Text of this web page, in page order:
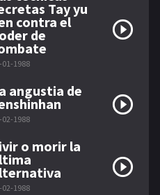
Tay yu
contra el
de
01-1988
angustia de
02-1988
o morir la
02-1988